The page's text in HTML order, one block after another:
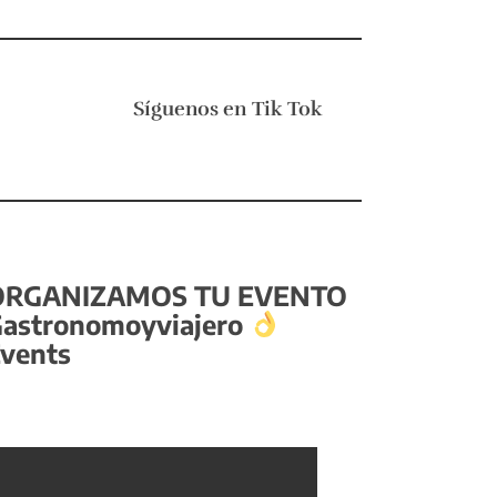
Síguenos en Tik Tok
TU EVENTO